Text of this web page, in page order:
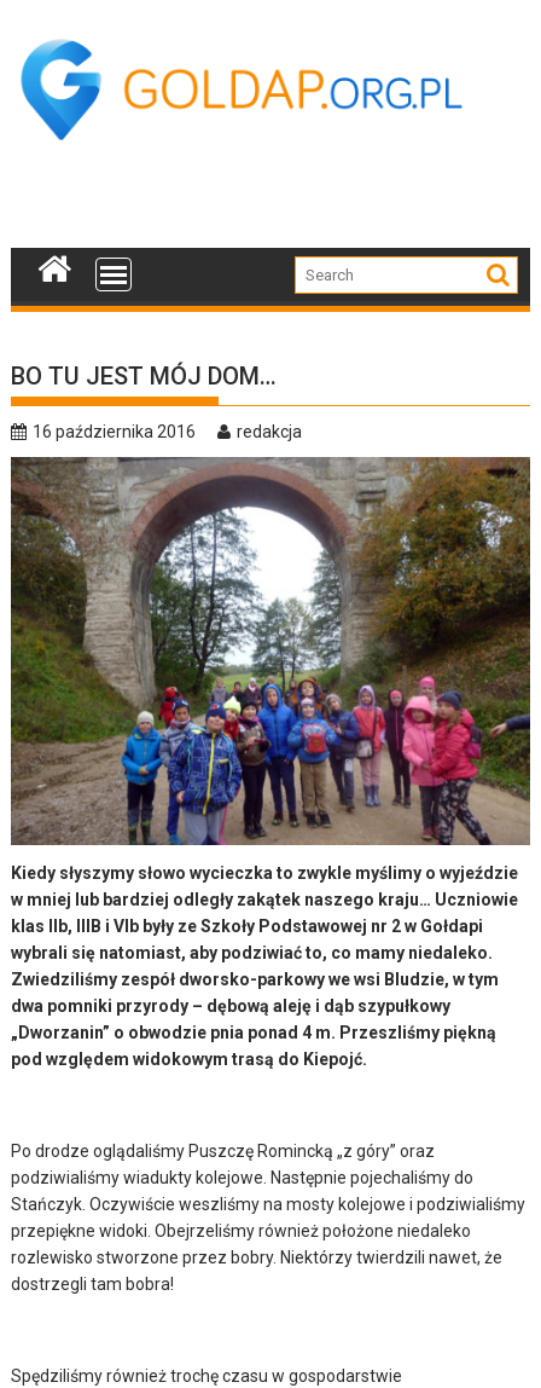
content
BO TU JEST MÓJ DOM…
16 października 2016 redakcja
Kiedy słyszymy słowo wycieczka to zwykle myślimy o wyjeździe
w mniej lub bardziej odległy zakątek naszego kraju… Uczniowie
klas IIb, IIIB i VIb były ze Szkoły Podstawowej nr 2 w Gołdapi
wybrali się natomiast, aby podziwiać to, co mamy niedaleko.
Zwiedziliśmy zespół dworsko-parkowy we wsi Bludzie, w tym
dwa pomniki przyrody – dębową aleję i dąb szypułkowy
„Dworzanin” o obwodzie pnia ponad 4 m. Przeszliśmy piękną
pod względem widokowym trasą do Kiepojć.
Po drodze oglądaliśmy Puszczę Romincką „z góry” oraz
podziwialiśmy wiadukty kolejowe. Następnie pojechaliśmy do
Stańczyk. Oczywiście weszliśmy na mosty kolejowe i podziwialiśmy
przepiękne widoki. Obejrzeliśmy również położone niedaleko
rozlewisko stworzone przez bobry. Niektórzy twierdzili nawet, że
dostrzegli tam bobra!
Spędziliśmy również trochę czasu w gospodarstwie